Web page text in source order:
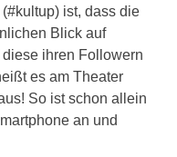
ist, dass die
Blick auf
ihren Followern
es am Theater
So ist schon allein
an und